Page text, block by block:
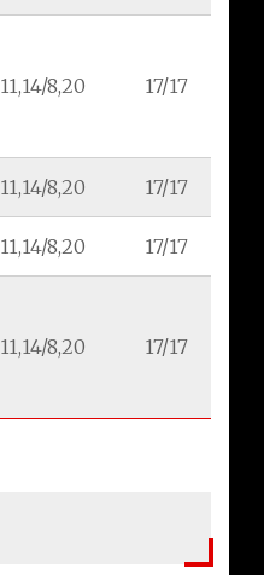
11,14/8,20 17/17
11,14/8,20 17/17
11,14/8,20 17/17
11,14/8,20 17/17